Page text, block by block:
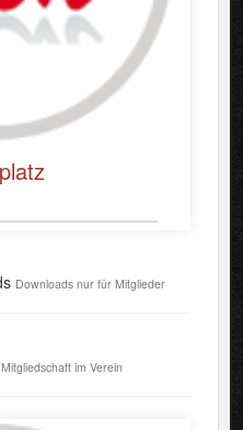
Downloads nur für Mitglieder
Mitgliedschaft im Verein